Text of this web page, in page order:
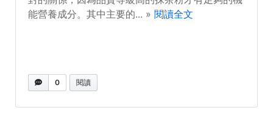
能營養成分。其中主要的... » 閱讀全文
0 閱讀